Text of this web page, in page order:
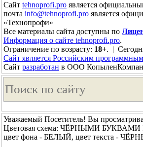
Сайт tehnoprofi.pro является
почта info@tehnoprofi.pro является
«Технопрофи»
Все материалы сайта доступны по
Информация о сайте tehnoprofi.pro.
Ограничение по возрасту: 18+. |
Сайт является Российским
Сайт разработан в ООО
Уважаемый Посетитель! Вы
Цветовая схема: ЧЁРНЫМИ
цвет фона - БЕЛЫЙ, цвет текста -